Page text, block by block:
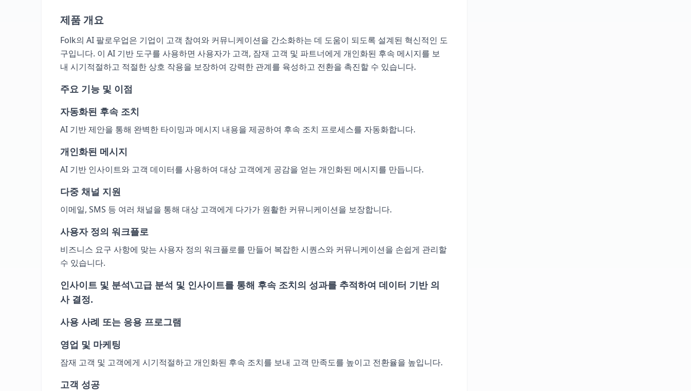
제품 개요
Folk의 AI 팔로우업은 기업이 고객 참여와 커뮤니케이션을 간소화하는 데 도움이 되도록 설계된 혁신적인 도
구입니다. 이 AI 기반 도구를 사용하면 사용자가 고객, 잠재 고객 및 파트너에게 개인화된 후속 메시지를 보
내 시기적절하고 적절한 상호 작용을 보장하여 강력한 관계를 육성하고 전환을 촉진할 수 있습니다.
주요 기능 및 이점
자동화된 후속 조치
AI 기반 제안을 통해 완벽한 타이밍과 메시지 내용을 제공하여 후속 조치 프로세스를 자동화합니다.
개인화된 메시지
AI 기반 인사이트와 고객 데이터를 사용하여 대상 고객에게 공감을 얻는 개인화된 메시지를 만듭니다.
다중 채널 지원
이메일, SMS 등 여러 채널을 통해 대상 고객에게 다가가 원활한 커뮤니케이션을 보장합니다.
사용자 정의 워크플로
비즈니스 요구 사항에 맞는 사용자 정의 워크플로를 만들어 복잡한 시퀀스와 커뮤니케이션을 손쉽게 관리할
수 있습니다.
인사이트 및 분석\고급 분석 및 인사이트를 통해 후속 조치의 성과를 추적하여 데이터 기반 의
사 결정.
사용 사례 또는 응용 프로그램
영업 및 마케팅
잠재 고객 및 고객에게 시기적절하고 개인화된 후속 조치를 보내 고객 만족도를 높이고 전환율을 높입니다.
고객 성공